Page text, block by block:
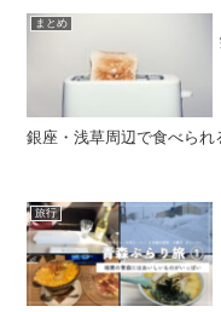
まとめ
銀座・浅草周辺で食べられ
旅行